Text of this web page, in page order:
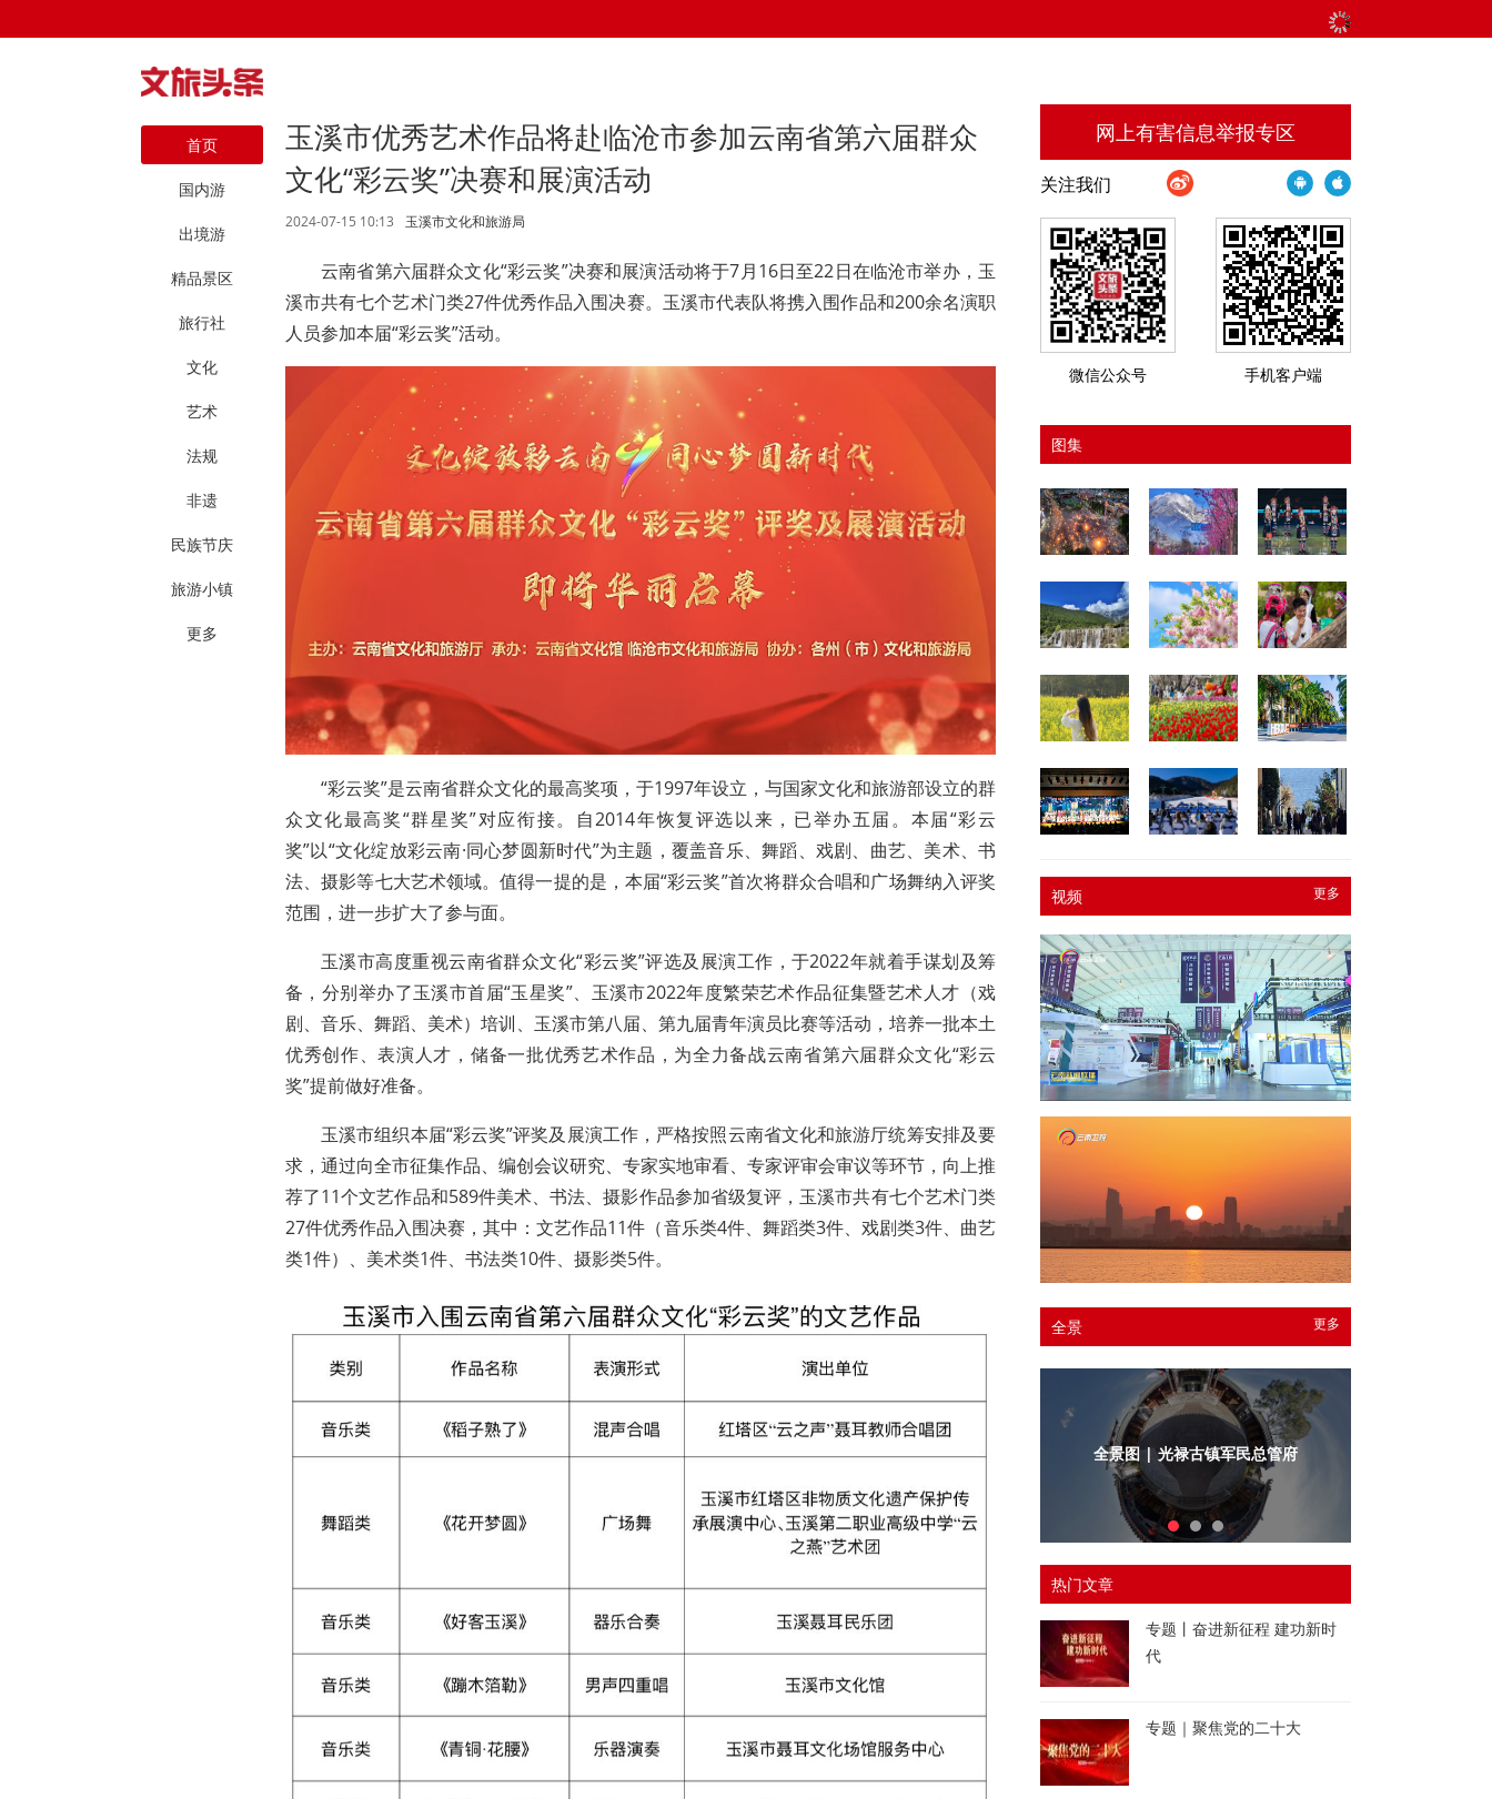
首页
国内游
出境游
精品景区
旅行社
文化
艺术
法规
非遗
民族节庆
旅游小镇
更多
玉溪市优秀艺术作品将赴临沧市参加云南省第六届群众
文化“彩云奖”决赛和展演活动
2024-07-15 10:13 玉溪市文化和旅游局
云南省第六届群众文化“彩云奖”决赛和展演活动将于7月16日至22日在临沧市举办，玉
溪市共有七个艺术门类27件优秀作品入围决赛。玉溪市代表队将携入围作品和200余名演职
人员参加本届“彩云奖”活动。
“彩云奖”是云南省群众文化的最高奖项，于1997年设立，与国家文化和旅游部设立的群
众文化最高奖“群星奖”对应衔接。自2014年恢复评选以来，已举办五届。本届“彩云
奖”以“文化绽放彩云南·同心梦圆新时代”为主题，覆盖音乐、舞蹈、戏剧、曲艺、美术、书
法、摄影等七大艺术领域。值得一提的是，本届“彩云奖”首次将群众合唱和广场舞纳入评奖
范围，进一步扩大了参与面。
玉溪市高度重视云南省群众文化“彩云奖”评选及展演工作，于2022年就着手谋划及筹
备，分别举办了玉溪市首届“玉星奖”、玉溪市2022年度繁荣艺术作品征集暨艺术人才（戏
剧、音乐、舞蹈、美术）培训、玉溪市第八届、第九届青年演员比赛等活动，培养一批本土
优秀创作、表演人才，储备一批优秀艺术作品，为全力备战云南省第六届群众文化“彩云
奖”提前做好准备。
玉溪市组织本届“彩云奖”评奖及展演工作，严格按照云南省文化和旅游厅统筹安排及要
求，通过向全市征集作品、编创会议研究、专家实地审看、专家评审会审议等环节，向上推
荐了11个文艺作品和589件美术、书法、摄影作品参加省级复评，玉溪市共有七个艺术门类
27件优秀作品入围决赛，其中：文艺作品11件（音乐类4件、舞蹈类3件、戏剧类3件、曲艺
类1件）、美术类1件、书法类10件、摄影类5件。
网上有害信息举报专区
关注我们
微信公众号 手机客户端
图集
更多
视频
更多
全景
全景图 | 光禄古镇军民总管府内庭
热门文章
专题丨奋进新征程 建功新时
代
专题｜聚焦党的二十大